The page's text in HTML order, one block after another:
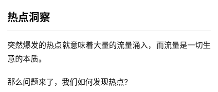
热点洞察
突然爆发的热点就意味着大量的流量涌入，而流量是一切生
意的本质。
那么问题来了，我们如何发现热点?